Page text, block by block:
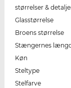
størrelser &
Glasstørrelse
Broens størrelse
Stængernes
Køn
Steltype
Stelfarve